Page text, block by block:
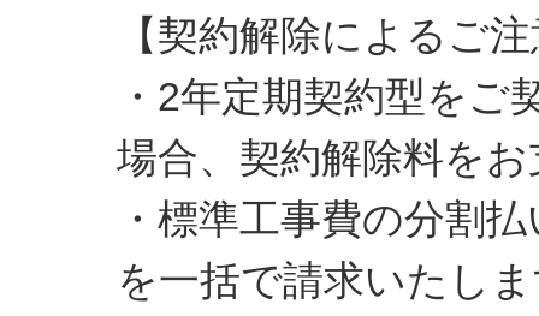
【契約解除によるご
・2年定期契約型をご
場合、契約解除料を
・標準工事費の分割
を一括で請求いたし